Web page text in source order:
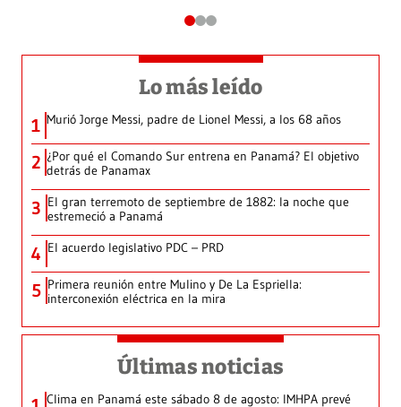
Lo más leído
1 Murió Jorge Messi, padre de Lionel Messi, a los 68 años
2 ¿Por qué el Comando Sur entrena en Panamá? El objetivo
detrás de Panamax
3 El gran terremoto de septiembre de 1882: la noche que
estremeció a Panamá
4 El acuerdo legislativo PDC – PRD
5 Primera reunión entre Mulino y De La Espriella:
interconexión eléctrica en la mira
Últimas noticias
Clima en Panamá este sábado 8 de agosto: IMHPA prevé